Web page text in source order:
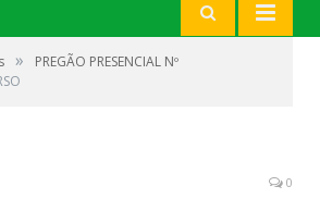
»
PREGÃO PRESENCIAL Nº
0